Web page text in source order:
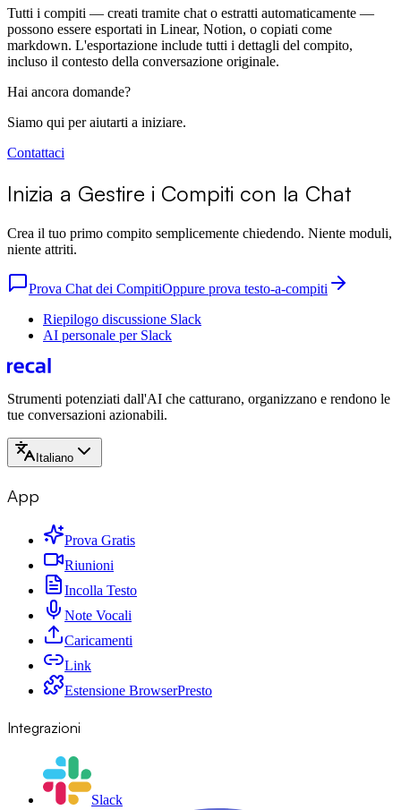
Tutti i compiti — creati tramite chat o estratti automaticamente —
possono essere esportati in Linear, Notion, o copiati come
markdown. L'esportazione include tutti i dettagli del compito,
incluso il contesto della conversazione originale.
Hai ancora domande?
Siamo qui per aiutarti a iniziare.
Contattaci
Inizia a Gestire i Compiti con la Chat
Crea il tuo primo compito semplicemente chiedendo. Niente moduli,
niente attriti.
Prova Chat dei CompitiOppure prova testo-a-compiti
Riepilogo discussione Slack
AI personale per Slack
Strumenti potenziati dall'AI che catturano, organizzano e rendono le
tue conversazioni azionabili.
Italiano
App
Prova Gratis
Riunioni
Incolla Testo
Note Vocali
Caricamenti
Link
Estensione BrowserPresto
Integrazioni
Slack